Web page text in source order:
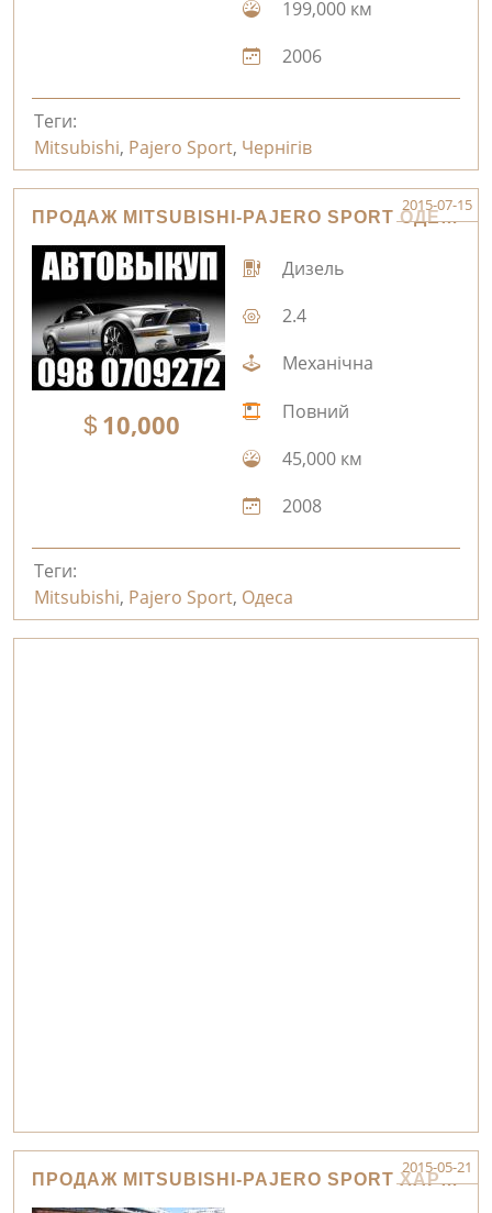
199,000 км
2006
Теги:
Mitsubishi, Pajero Sport, Чернігів
ПРОДАЖ MITSUBISHI-PAJERO SPORT ОДЕСА
2015-07-15
10,000
Дизель
2.4
Механічна
Повний
45,000 км
2008
Теги:
Mitsubishi, Pajero Sport, Одеса
ПРОДАЖ MITSUBISHI-PAJERO SPORT ХАРКІВ
2015-05-21